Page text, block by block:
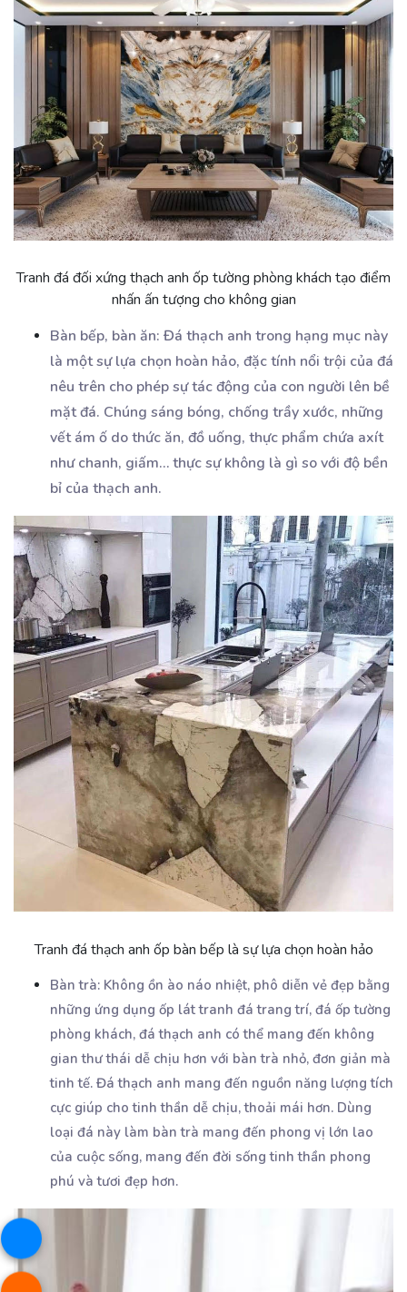
Tranh đá đối xứng thạch anh ốp tường phòng khách tạo điểm
nhấn ấn tượng cho không gian
Bàn bếp, bàn ăn: Đá thạch anh trong hạng mục này
là một sự lựa chọn hoàn hảo, đặc tính nổi trội của đá
nêu trên cho phép sự tác động của con người lên bề
mặt đá. Chúng sáng bóng, chống trầy xước, những
vết ám ố do thức ăn, đồ uống, thực phẩm chứa axít
như chanh, giấm… thực sự không là gì so với độ bền
bỉ của thạch anh.
Tranh đá thạch anh ốp bàn bếp là sự lựa chọn hoàn hảo
Bàn trà: Không ồn ào náo nhiệt, phô diễn vẻ đẹp bằng
những ứng dụng ốp lát tranh đá trang trí, đá ốp tường
phòng khách, đá thạch anh có thể mang đến không
gian thư thái dễ chịu hơn với bàn trà nhỏ, đơn giản mà
tinh tế. Đá thạch anh mang đến nguồn năng lượng tích
cực giúp cho tinh thần dễ chịu, thoải mái hơn. Dùng
loại đá này làm bàn trà mang đến phong vị lớn lao
của cuộc sống, mang đến đời sống tinh thần phong
phú và tươi đẹp hơn.